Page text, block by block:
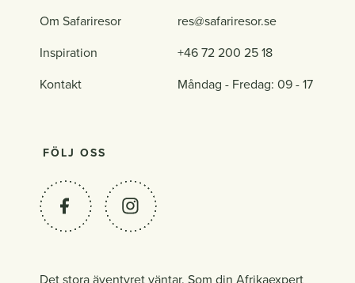
Om Safariresor
Inspiration
Kontakt
res@safariresor.se
+46 72 200 25 18
Måndag - Fredag: 09 - 17
FÖLJ OSS